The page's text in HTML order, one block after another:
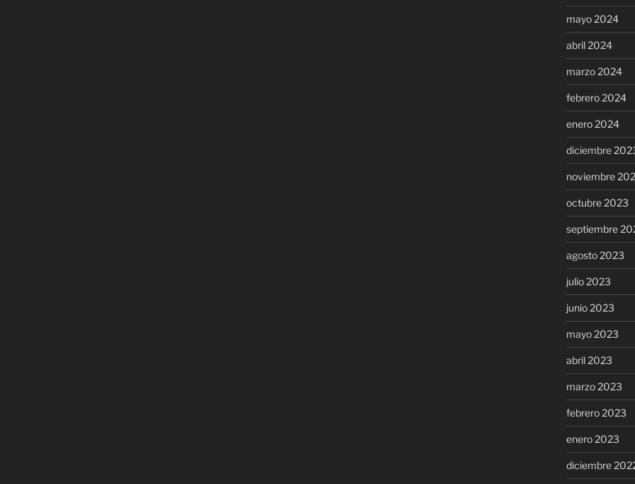
mayo 2024
abril 2024
marzo 2024
febrero 2024
enero 2024
diciembre
noviembre
octubre 2023
septiembre
agosto 2023
julio 2023
junio 2023
mayo 2023
abril 2023
marzo 2023
febrero 2023
enero 2023
diciembre